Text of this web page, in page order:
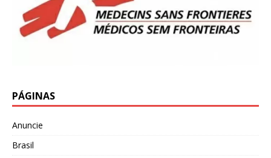
PÁGINAS
Anuncie
Brasil